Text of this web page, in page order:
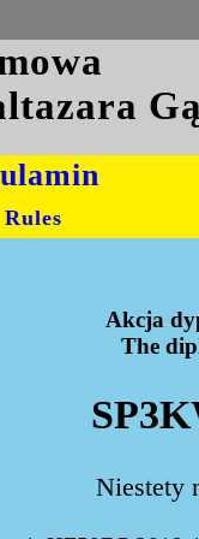
Rules
Akcja
The
Niestety